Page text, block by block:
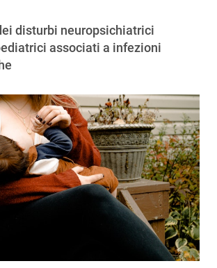
disturbi neuropsichiatrici
associati a infezioni